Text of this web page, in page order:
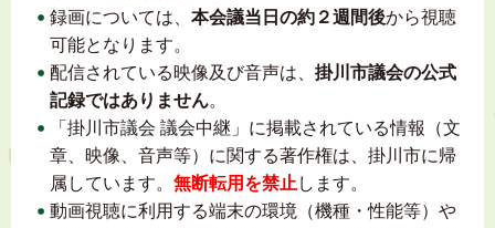
録画については、 本会議当日の約２週間後から視聴
可能となります。
配信されている映像及び音声は、 掛川市議会の公式
記録ではありません。
「掛川市議会 議会中継」に掲載されている情報（文
章、映像、音声等）に関する著作権は、掛川市に帰
属しています。 無断転用を禁止 します。
動画視聴に利用する端末の環境（機種・性能等）や